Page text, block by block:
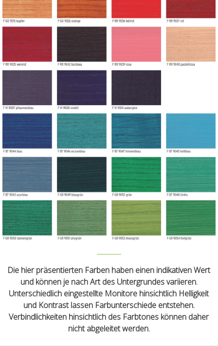
Die hier präsentierten Farben haben einen indikativen Wert
und können je nach Art des Untergrundes variieren.
Unterschiedlich eingestellte Monitore hinsichtlich Helligkeit
und Kontrast lassen Farbunterschiede entstehen.
Verbindlichkeiten hinsichtlich des Farbtones können daher
nicht abgeleitet werden.